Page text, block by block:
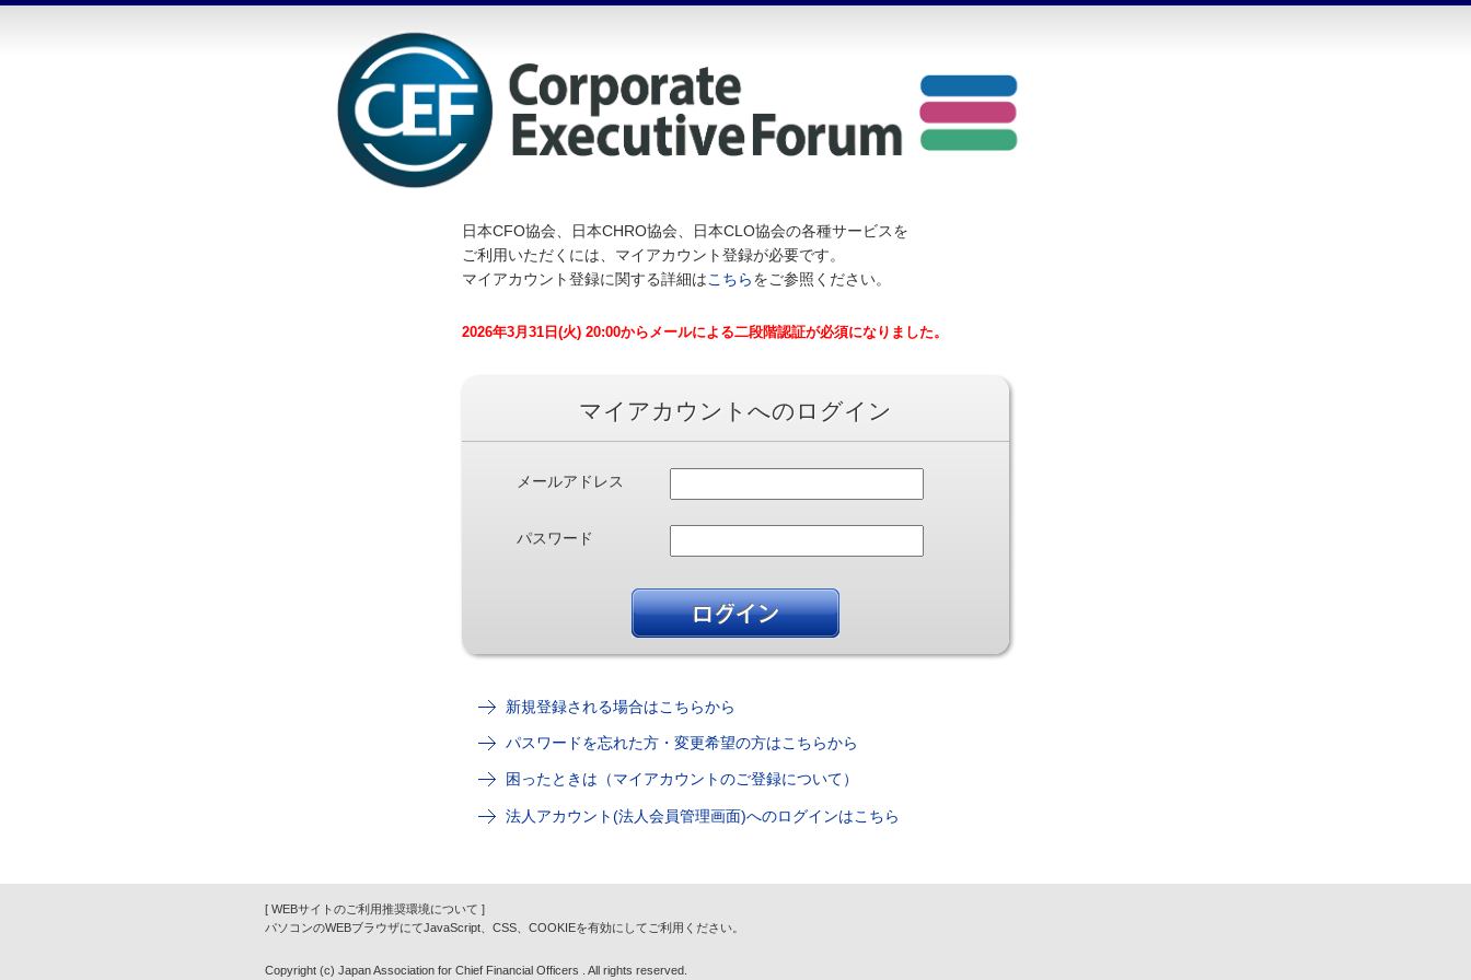
日本CFO協会、日本CHRO協会、日本CLO協会の各種サービスを
ご利用いただくには、マイアカウント登録が必要です。
マイアカウント登録に関する詳細はこちらをご参照ください。
2026年3月31日(火) 20:00からメールによる二段階認証が必須になりました。
マイアカウントへのログイン
メールアドレス
パスワード
新規登録される場合はこちらから
パスワードを忘れた方・変更希望の方はこちらから
困ったときは（マイアカウントのご登録について）
法人アカウント(法人会員管理画面)へのログインはこちら
[ WEBサイトのご利用推奨環境について ]
パソコンのWEBブラウザにてJavaScript、CSS、COOKIEを有効にしてご利用ください。
Copyright (c) Japan Association for Chief Financial Officers . All rights reserved.